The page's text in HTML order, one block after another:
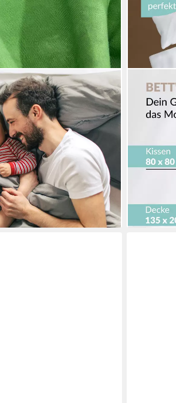
2 teilig, Fußball, American
CARPE
Kinder
OEKO-
-63%
lieferbar -